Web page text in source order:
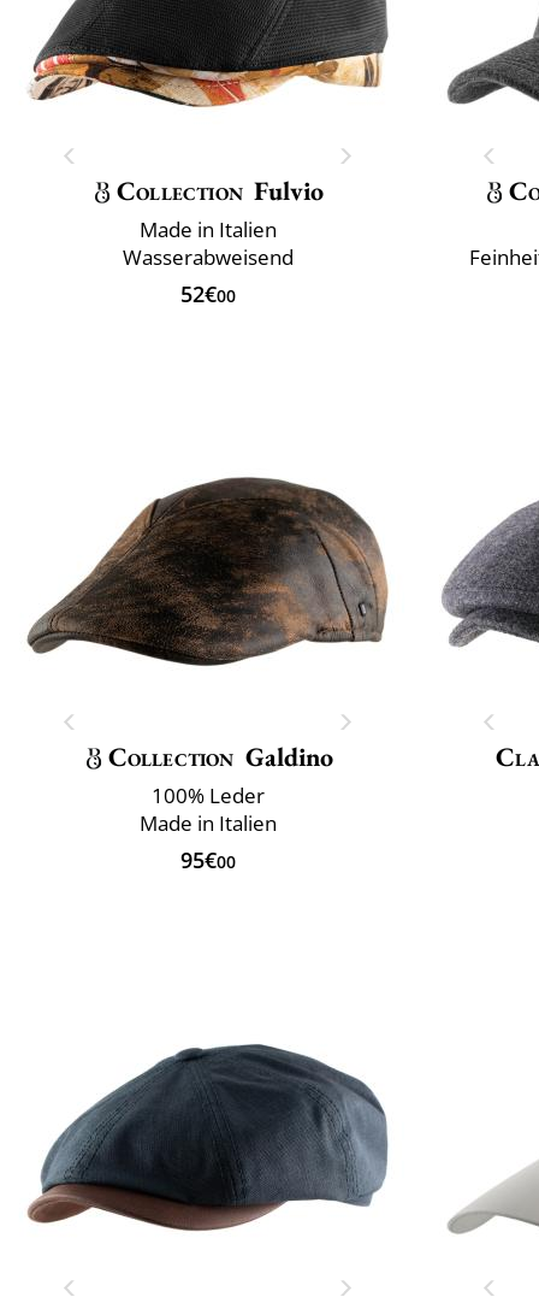
Collection Fulvio
Made in Italien
Wasserabweisend
52€00
Collection Galdino
100% Leder
Made in Italien
95€00